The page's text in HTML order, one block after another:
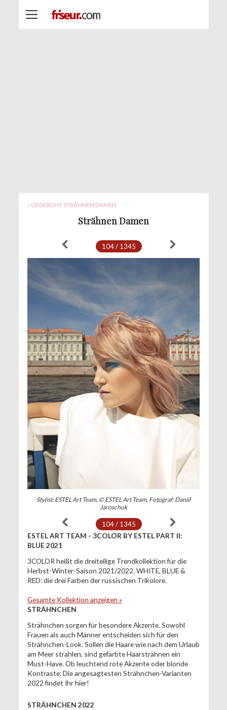
« ÜBERSICHT STRÄHNEN DAMEN
Strähnen Damen
104 / 1345
Stylist: ESTEL Art Team, © ESTEL Art Team, Fotograf: Daniil
Jaroschuk
104 / 1345
ESTEL ART TEAM - 3COLOR BY ESTEL PART II:
BLUE 2021
3COLOR heißt die dreiteilige Trendkollektion für die
Herbst-Winter-Saison 2021/2022. WHITE, BLUE &
RED: die drei Farben der russischen Trikolore.
Gesamte Kollektion anzeigen »
STRÄHNCHEN
Strähnchen sorgen für besondere Akzente. Sowohl
Frauen als auch Männer entscheiden sich für den
Strähnchen-Look. Sollen die Haare wie nach dem Urlaub
am Meer strahlen, sind gefärbte Haarsträhnen ein
Must-Have. Ob leuchtend rote Akzente oder blonde
Kontraste: Die angesagtesten Strähnchen-Varianten
2022 findet Ihr hier!
STRÄHNCHEN 2022